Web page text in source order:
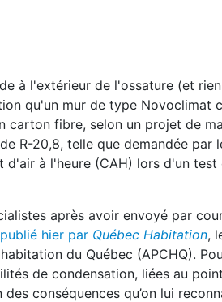
l'APCHQ
à l'extérieur de l'ossature (et
qu'un mur de type Novoclimat
carton fibre, selon un projet de
R-20,8, telle que demandée
d'air à l'heure (CAH) lors d'un
après avoir envoyé par
hier par Québec Habitation,
du Québec (APCHQ).
de condensation, liées au
des conséquences qu’on lui